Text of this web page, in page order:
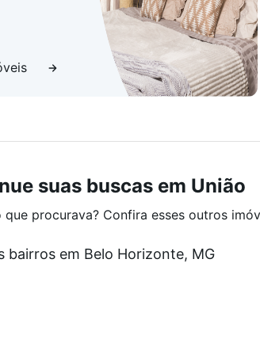
suas buscas em União
procurava? Confira esses outros
bairros em Belo Horizonte, MG